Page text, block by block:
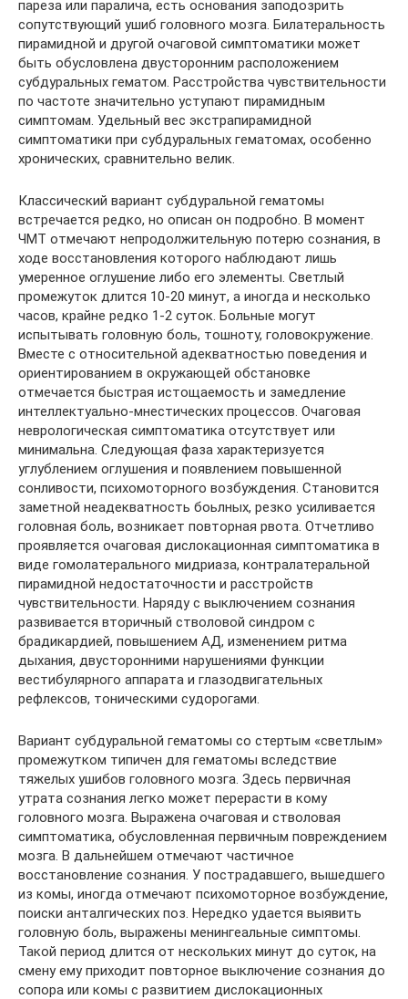
пареза или паралича, есть основания заподозрить
сопутствующий ушиб головного мозга. Билатеральность
пирамидной и другой очаговой симптоматики может
быть обусловлена двусторонним расположением
субдуральных гематом. Расстройства чувствительности
по частоте значительно уступают пирамидным
симптомам. Удельный вес экстрапирамидной
симптоматики при субдуральных гематомах, особенно
хронических, сравнительно велик.
Классический вариант субдуральной гематомы
встречается редко, но описан он подробно. В момент
ЧМТ отмечают непродолжительную потерю сознания, в
ходе восстановления которого наблюдают лишь
умеренное оглушение либо его элементы. Светлый
промежуток длится 10-20 минут, а иногда и несколько
часов, крайне редко 1-2 суток. Больные могут
испытывать головную боль, тошноту, головокружение.
Вместе с относительной адекватностью поведения и
ориентированием в окружающей обстановке
отмечается быстрая истощаемость и замедление
интеллектуально-мнестических процессов. Очаговая
неврологическая симптоматика отсутствует или
минимальна. Следующая фаза характеризуется
углублением оглушения и появлением повышенной
сонливости, психомоторного возбуждения. Становится
заметной неадекватность боьлных, резко усиливается
головная боль, возникает повторная рвота. Отчетливо
проявляется очаговая дислокационная симптоматика в
виде гомолатерального мидриаза, контралатеральной
пирамидной недостаточности и расстройств
чувствительности. Наряду с выключением сознания
развивается вторичный стволовой синдром с
брадикардией, повышением АД, изменением ритма
дыхания, двусторонними нарушениями функции
вестибулярного аппарата и глазодвигательных
рефлексов, тоническими судорогами.
Вариант субдуральной гематомы со стертым «светлым»
промежутком типичен для гематомы вследствие
тяжелых ушибов головного мозга. Здесь первичная
утрата сознания легко может перерасти в кому
головного мозга. Выражена очаговая и стволовая
симптоматика, обусловленная первичным повреждением
мозга. В дальнейшем отмечают частичное
восстановление сознания. У пострадавшего, вышедшего
из комы, иногда отмечают психомоторное возбуждение,
поиски анталгических поз. Нередко удается выявить
головную боль, выражены менингеальные симптомы.
Такой период длится от нескольких минут до суток, на
смену ему приходит повторное выключение сознания до
сопора или комы с развитием дислокационных